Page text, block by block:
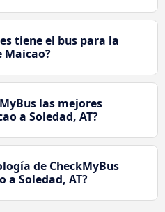
tiene el bus para la
Maicao?
las mejores
a Soledad, AT?
de CheckMyBus
a Soledad, AT?